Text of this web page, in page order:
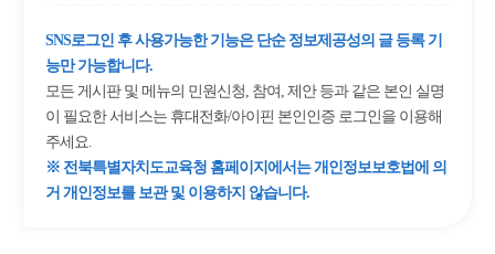
SNS로그인 후 사용가능한 기능은 단순 정보제공성의 글 등록 기
능만 가능합니다.
모든 게시판 및 메뉴의 민원신청, 참여, 제안 등과 같은 본인 실명
이 필요한 서비스는 휴대전화/아이핀 본인인증 로그인을 이용해
주세요.
※ 전북특별자치도교육청 홈페이지에서는 개인정보보호법에 의
거 개인정보를 보관 및 이용하지 않습니다.